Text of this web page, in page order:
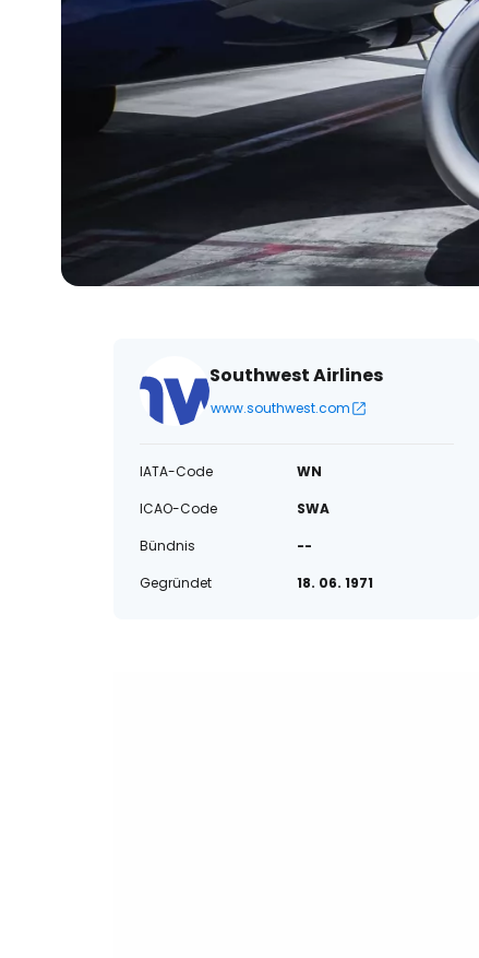
Southwest Airlines
www.southwest.com
IATA-Code
WN
ICAO-Code
SWA
Bündnis
--
Gegründet
18. 06. 1971